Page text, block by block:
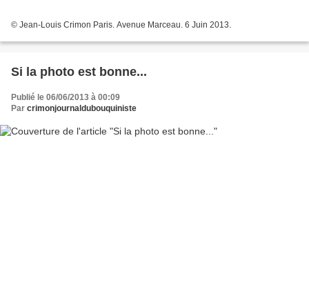
© Jean-Louis Crimon Paris. Avenue Marceau. 6 Juin 2013.
Si la photo est bonne...
Publié le 06/06/2013 à 00:09
Par crimonjournaldubouquiniste